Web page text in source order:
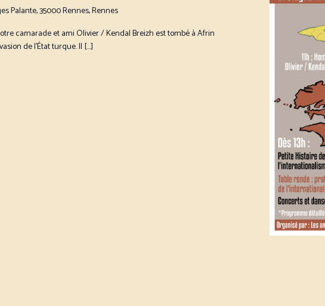
Palante, 35000 Rennes, Rennes
camarade et ami Olivier / Kendal Breizh est tombé à Afrin
de l’État turque. Il […]